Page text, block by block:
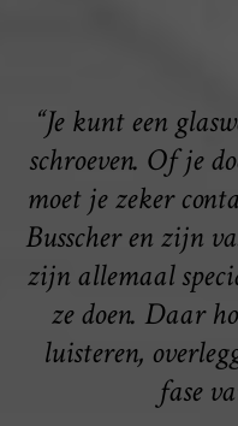
“Je kunt een
schroeven. Of je
moet je zeker
Busscher en zijn
zijn allemaal
ze doen. Daar
luisteren,
fase